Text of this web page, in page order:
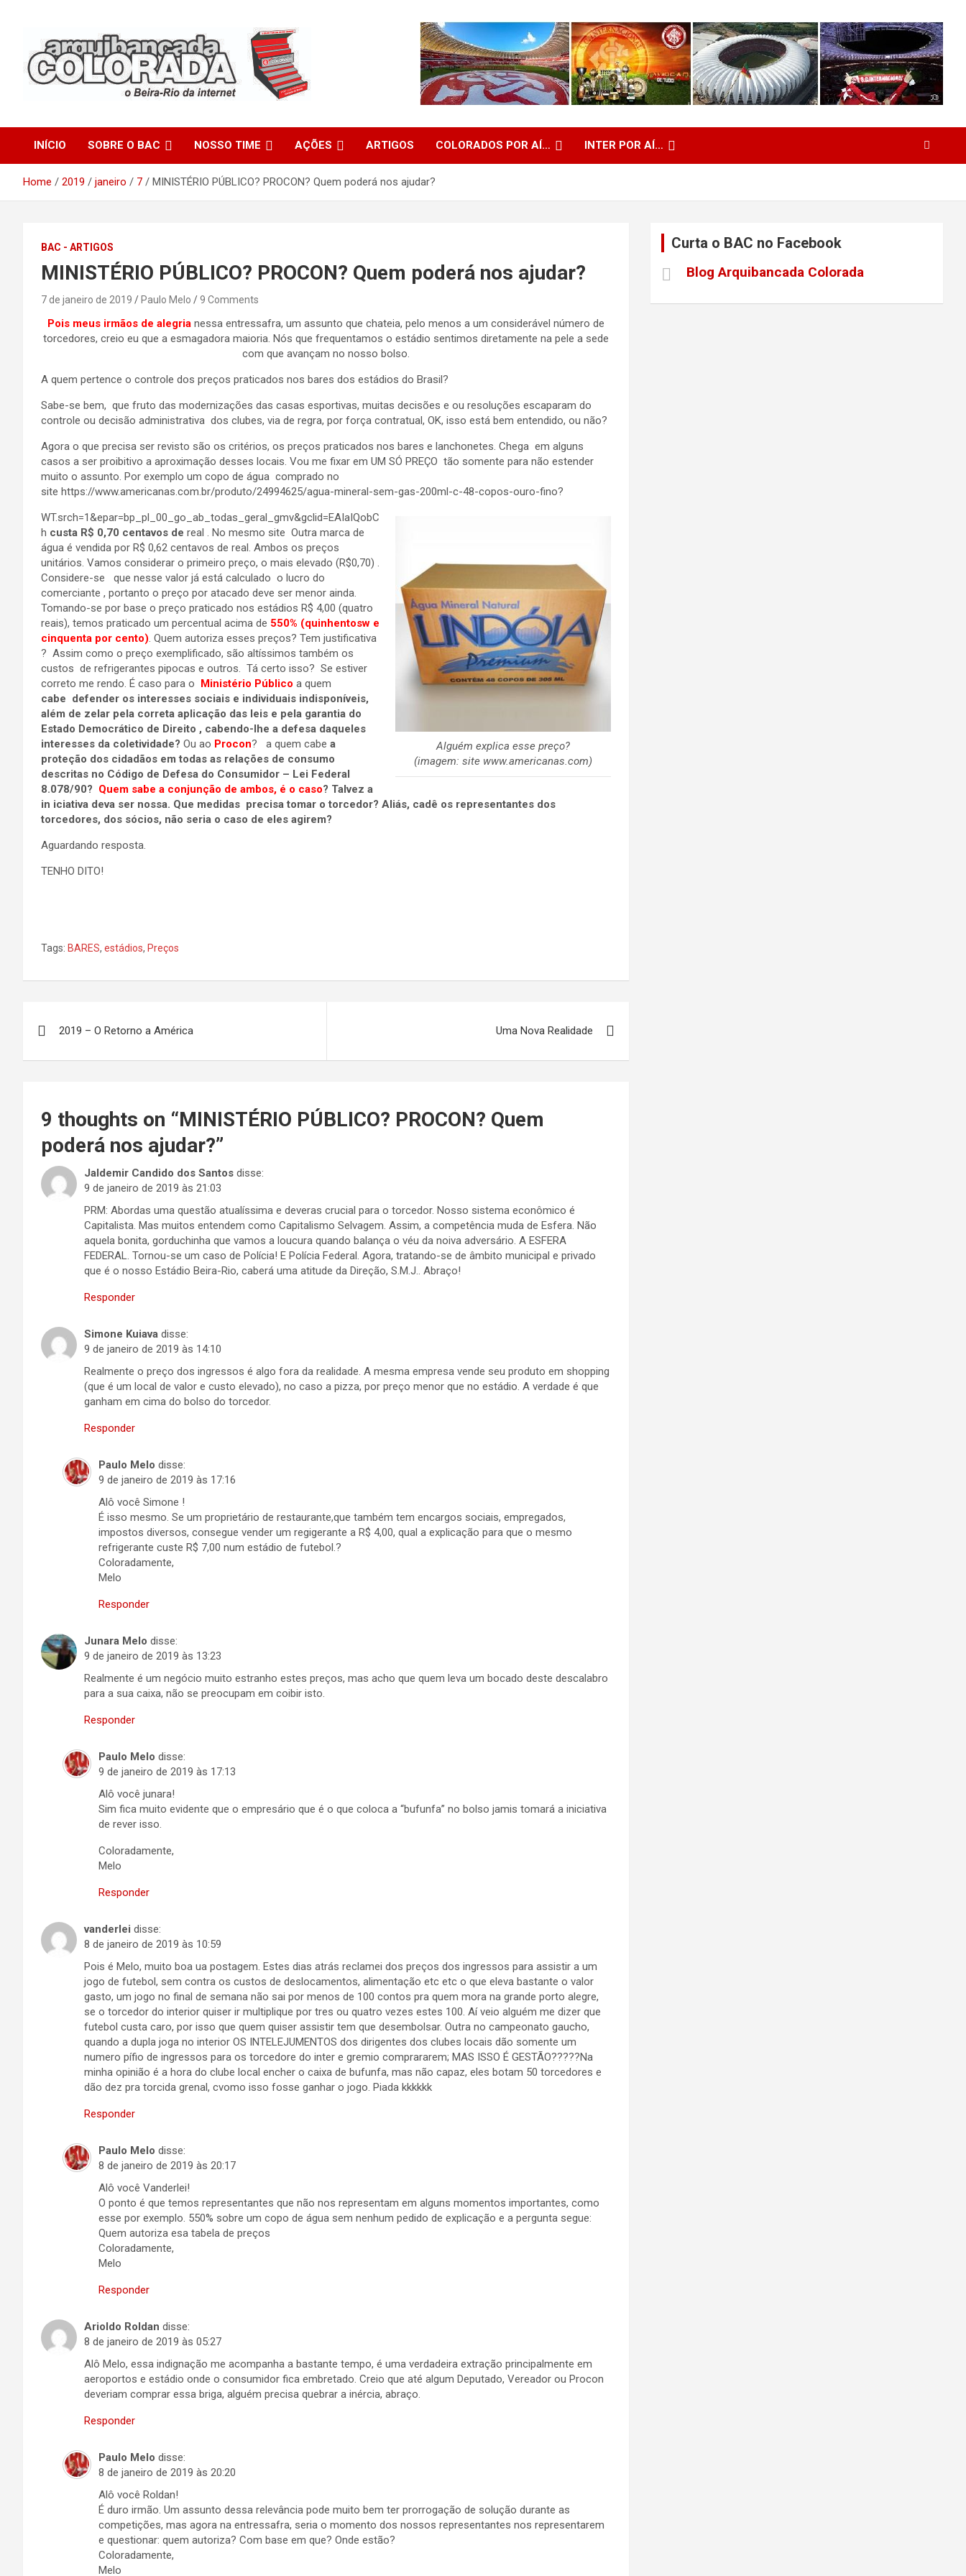
Arquibancada Colorada
INÍCIO SOBRE O BAC NOSSO TIME AÇÕES ARTIGOS COLORADOS POR AÍ… INTER POR AÍ…
Home 2019 janeiro 7 MINISTÉRIO PÚBLICO? PROCON? Quem poderá nos ajudar?
BAC - ARTIGOS
MINISTÉRIO PÚBLICO? PROCON? Quem poderá nos ajudar?
7 de janeiro de 2019 Paulo Melo 9 Comments
Pois meus irmãos de alegria nessa entressafra, um assunto que chateia, pelo menos a um considerável número de
torcedores, creio eu que a esmagadora maioria. Nós que frequentamos o estádio sentimos diretamente na pele a sede
com que avançam no nosso bolso.
A quem pertence o controle dos preços praticados nos bares dos estádios do Brasil?
Sabe-se bem, que fruto das modernizações das casas esportivas, muitas decisões e ou resoluções escaparam do
controle ou decisão administrativa dos clubes, via de regra, por força contratual, OK, isso está bem entendido, ou não?
Agora o que precisa ser revisto são os critérios, os preços praticados nos bares e lanchonetes. Chega em alguns
casos a ser proibitivo a aproximação desses locais. Vou me fixar em UM SÓ PREÇO tão somente para não estender
muito o assunto. Por exemplo um copo de água comprado no
site https://www.americanas.com.br/produto/24994625/agua-mineral-sem-gas-200ml-c-48-copos-ouro-fino?
Alguém explica esse preço?
(imagem: site www.americanas.com)
WT.srch=1&epar=bp_pl_00_go_ab_todas_geral_gmv&gclid=EAIaIQobC
h custa R$ 0,70 centavos de real . No mesmo site Outra marca de
água é vendida por R$ 0,62 centavos de real. Ambos os preços
unitários. Vamos considerar o primeiro preço, o mais elevado (R$0,70) .
Considere-se que nesse valor já está calculado o lucro do
comerciante , portanto o preço por atacado deve ser menor ainda.
Tomando-se por base o preço praticado nos estádios R$ 4,00 (quatro
reais), temos praticado um percentual acima de 550% (quinhentosw e
cinquenta por cento). Quem autoriza esses preços? Tem justificativa
? Assim como o preço exemplificado, são altíssimos também os
custos de refrigerantes pipocas e outros. Tá certo isso? Se estiver
correto me rendo. É caso para o Ministério Público a quem
cabe defender os interesses sociais e individuais indisponíveis,
além de zelar pela correta aplicação das leis e pela garantia do
Estado Democrático de Direito , cabendo-lhe a defesa daqueles
interesses da coletividade? Ou ao Procon? a quem cabe a
proteção dos cidadãos em todas as relações de consumo
descritas no Código de Defesa do Consumidor – Lei Federal
8.078/90? Quem sabe a conjunção de ambos, é o caso? Talvez a
in iciativa deva ser nossa. Que medidas precisa tomar o torcedor? Aliás, cadê os representantes dos
torcedores, dos sócios, não seria o caso de eles agirem?
Aguardando resposta.
TENHO DITO!
Tags: BARES, estádios, Preços
de
2019 – O Retorno a América Uma Nova Realidade
9 thoughts on “MINISTÉRIO PÚBLICO? PROCON? Quem
poderá nos ajudar?”
Jaldemir Candido dos Santos disse:
9 de janeiro de 2019 às 21:03
PRM: Abordas uma questão atualíssima e deveras crucial para o torcedor. Nosso sistema econômico é
Capitalista. Mas muitos entendem como Capitalismo Selvagem. Assim, a competência muda de Esfera. Não
aquela bonita, gorduchinha que vamos a loucura quando balança o véu da noiva adversário. A ESFERA
FEDERAL. Tornou-se um caso de Polícia! E Polícia Federal. Agora, tratando-se de âmbito municipal e privado
que é o nosso Estádio Beira-Rio, caberá uma atitude da Direção, S.M.J.. Abraço!
Responder
Simone Kuiava disse:
9 de janeiro de 2019 às 14:10
Realmente o preço dos ingressos é algo fora da realidade. A mesma empresa vende seu produto em shopping
(que é um local de valor e custo elevado), no caso a pizza, por preço menor que no estádio. A verdade é que
ganham em cima do bolso do torcedor.
Responder
Paulo Melo disse:
9 de janeiro de 2019 às 17:16
Alô você Simone !
É isso mesmo. Se um proprietário de restaurante,que também tem encargos sociais, empregados,
impostos diversos, consegue vender um regigerante a R$ 4,00, qual a explicação para que o mesmo
refrigerante custe R$ 7,00 num estádio de futebol.?
Coloradamente,
Melo
Responder
Junara Melo disse:
9 de janeiro de 2019 às 13:23
Realmente é um negócio muito estranho estes preços, mas acho que quem leva um bocado deste descalabro
para a sua caixa, não se preocupam em coibir isto.
Responder
Paulo Melo disse:
9 de janeiro de 2019 às 17:13
Alô você junara!
Sim fica muito evidente que o empresário que é o que coloca a “bufunfa” no bolso jamis tomará a iniciativa
de rever isso.
Coloradamente,
Melo
Responder
vanderlei disse:
8 de janeiro de 2019 às 10:59
Pois é Melo, muito boa ua postagem. Estes dias atrás reclamei dos preços dos ingressos para assistir a um
jogo de futebol, sem contra os custos de deslocamentos, alimentação etc etc o que eleva bastante o valor
gasto, um jogo no final de semana não sai por menos de 100 contos pra quem mora na grande porto alegre,
se o torcedor do interior quiser ir multiplique por tres ou quatro vezes estes 100. Aí veio alguém me dizer que
futebol custa caro, por isso que quem quiser assistir tem que desembolsar. Outra no campeonato gaucho,
quando a dupla joga no interior OS INTELEJUMENTOS dos dirigentes dos clubes locais dão somente um
numero pífio de ingressos para os torcedore do inter e gremio comprararem; MAS ISSO É GESTÃO?????Na
minha opinião é a hora do clube local encher o caixa de bufunfa, mas não capaz, eles botam 50 torcedores e
dão dez pra torcida grenal, cvomo isso fosse ganhar o jogo. Piada kkkkkk
Responder
Paulo Melo disse:
8 de janeiro de 2019 às 20:17
Alô você Vanderlei!
O ponto é que temos representantes que não nos representam em alguns momentos importantes, como
esse por exemplo. 550% sobre um copo de água sem nenhum pedido de explicação e a pergunta segue:
Quem autoriza esa tabela de preços
Coloradamente,
Melo
Responder
Arioldo Roldan disse:
8 de janeiro de 2019 às 05:27
Alô Melo, essa indignação me acompanha a bastante tempo, é uma verdadeira extração principalmente em
aeroportos e estádio onde o consumidor fica embretado. Creio que até algum Deputado, Vereador ou Procon
deveriam comprar essa briga, alguém precisa quebrar a inércia, abraço.
Responder
Paulo Melo disse:
8 de janeiro de 2019 às 20:20
Alô você Roldan!
É duro irmão. Um assunto dessa relevância pode muito bem ter prorrogação de solução durante as
competições, mas agora na entressafra, seria o momento dos nossos representantes nos representarem
e questionar: quem autoriza? Com base em que? Onde estão?
Coloradamente,
Melo
Curta o BAC no Facebook
Blog Arquibancada Colorada